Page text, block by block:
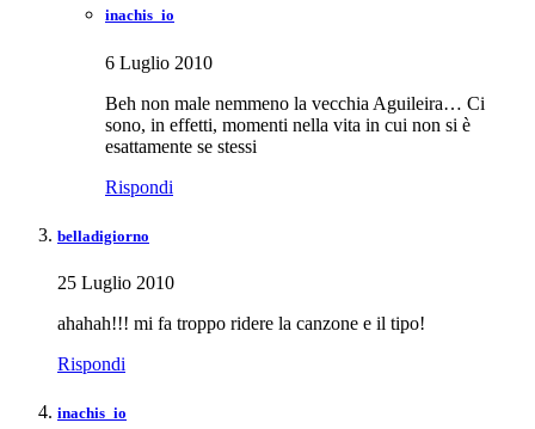
inachis_io
6 Luglio 2010
Beh non male nemmeno la vecchia Aguileira… Ci
sono, in effetti, momenti nella vita in cui non si è
esattamente se stessi
Rispondi
belladigiorno
25 Luglio 2010
ahahah!!! mi fa troppo ridere la canzone e il tipo!
Rispondi
inachis_io